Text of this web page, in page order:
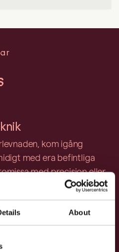
About
kom igång
med era befintliga
med precision eller
flexibla arbetsflöden och